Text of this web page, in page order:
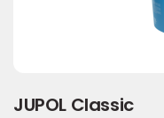
JUPOL Classic